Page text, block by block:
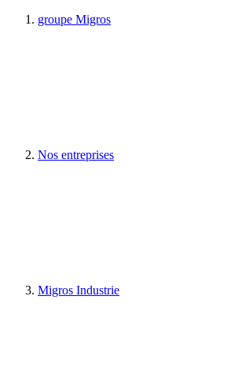
groupe Migros
Nos entreprises
Migros Industrie